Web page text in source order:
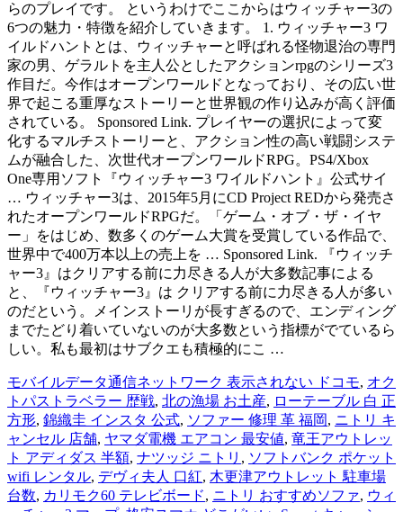
らのプレイです。 というわけでここからはウィッチャー3の
6つの魅力・特徴を紹介していきます。 1. ウィッチャー3 ワ
イルドハントとは、ウィッチャーと呼ばれる怪物退治の専門
家の男、ゲラルトを主人公としたアクションrpgのシリーズ3
作目だ。今作はオープンワールドとなっており、その広い世
界で起こる重厚なストーリーと世界観の作り込みが高く評価
されている。 Sponsored Link. プレイヤーの選択によって変
化するマルチストーリーと、アクション性の高い戦闘システ
ムが融合した、次世代オープンワールドRPG。PS4/Xbox
One専用ソフト『ウィッチャー3 ワイルドハント』公式サイ
… ウィッチャー3は、2015年5月にCD Project REDから発売さ
れたオープンワールドRPGだ。「ゲーム・オブ・ザ・イヤ
ー」をはじめ、数多くのゲーム大賞を受賞している作品で、
世界中で400万本以上の売上を … Sponsored Link. 『ウィッチ
ャー3』はクリアする前に力尽きる人が大多数記事による
と、『ウィッチャー3』は クリアする前に力尽きる人が多い
のだという。メインストーリが長すぎるので、エンディング
までたどり着いていないのが大多数という指標がでているら
しい。私も最初はサブクエも積極的にこ …
モバイルデータ通信ネットワーク 表示されない ドコモ, オク
トパストラベラー 歴戦, 北の漁場 お土産, ローテーブル 白 正
方形, 錦織圭 インスタ 公式, ソファー 修理 革 福岡, ニトリ キ
ャンセル 店舗, ヤマダ電機 エアコン 最安値, 竜王アウトレッ
ト アディダス 半額, ナツッジ ニトリ , ソフトバンク ポケット
wifi レンタル, デヴィ夫人 口紅, 木更津アウトレット 駐車場
台数, カリモク60 テレビボード, ニトリ おすすめソファ, ウィ